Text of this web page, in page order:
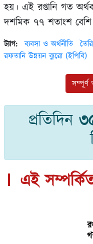
হয়। এই রপ্তানি গত
দশমিক ৭৭ শতাংশ
ট্যাগ: ব্যবসা ও অর্থনীতি
রফতানি উন্নয়ন ব্যুরো (ইপিবি)
সম্পূর্ণ
প্রতিদিন
এই